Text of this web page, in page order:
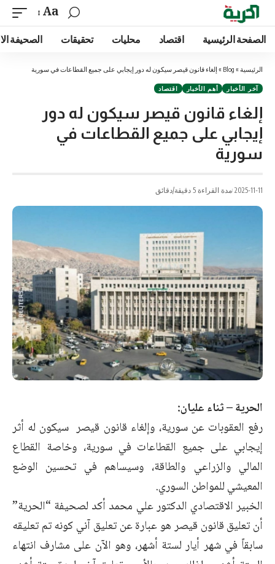
Aa
الصفحة الرئيسية اقتصاد محليات تحقيقات الصحيفة
الرئيسية »
Blog
» إلغاء قانون قيصر سيكون له دور إيجابي على جميع القطاعات في سورية
آخر الأخبار أهم الأخبار اقتصاد
إلغاء قانون قيصر سيكون له دور
إيجابي على جميع القطاعات في
سورية
2025-11-11 مدة القراءة 5 دقيقة/دقائق
الحرية – ثناء عليان:
رفع العقوبات عن سورية، وإلغاء قانون قيصر سيكون له أثر
إيجابي على جميع القطاعات في سورية، وخاصة القطاع
المالي والزراعي والطاقة، وسيساهم في تحسين الوضع
المعيشي للمواطن السوري.
الخبير الاقتصادي الدكتور علي محمد أكد لصحيفة “الحرية”
أن تعليق قانون قيصر هو عبارة عن تعليق آني كونه تم تعليقه
سابقاً في شهر أيار لستة أشهر، وهو الآن على مشارف انتهاء